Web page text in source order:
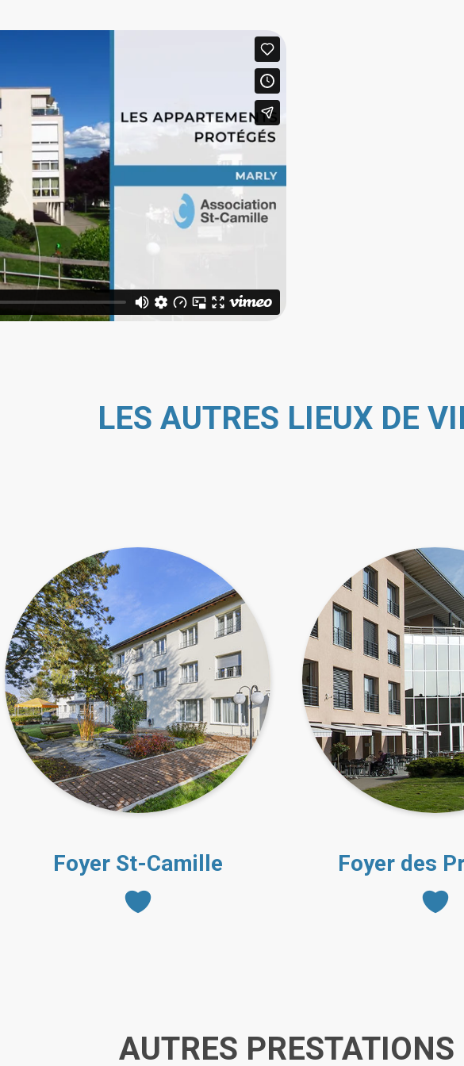
LES AUTRES LIEUX DE
Foyer St-Camille Foyer des
AUTRES PRESTATIONS